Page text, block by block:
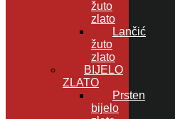
žuto
zlato
Lančić
žuto
zlato
BIJELO
ZLATO
Prsten
bijelo